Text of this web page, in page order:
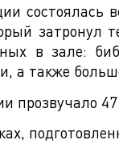
состоялась
затронул
в зале:
а также
прозвучало